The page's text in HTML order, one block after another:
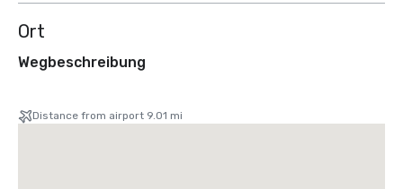
Ort
Wegbeschreibung
Distance from airport 9.01 mi